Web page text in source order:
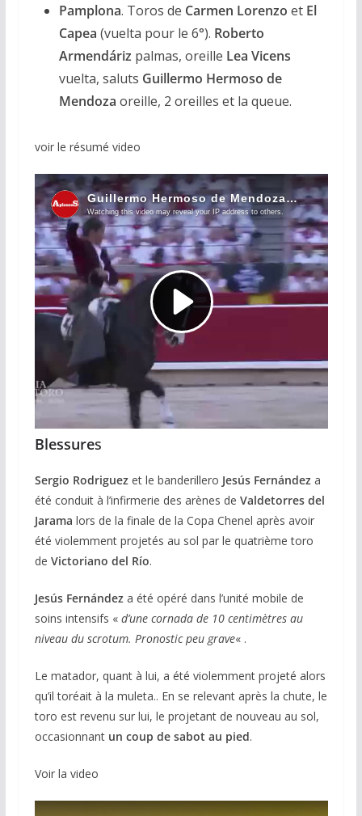
Pamplona. Toros de Carmen Lorenzo etEl
Capea (vuelta pour le 6°). Roberto
Armendáriz palmas, oreille Lea Vicens
vuelta, saluts Guillermo Hermoso de
Mendoza oreille, 2 oreilles et la queue.
voir le résumé video
Blessures
Sergio Rodriguez et le banderillero Jesús Fernández a
été conduit à l’infirmerie des arènes de Valdetorres del
Jarama lors de la finale de la Copa Chenel après avoir
été violemment projetés au sol par le quatrième toro
de Victoriano del Río.
Jesús Fernández a été opéré dans l’unité mobile de
soins intensifs « d’une cornada de 10 centimètres au
niveau du scrotum. Pronostic peu grave« .
Le matador, quant à lui, a été violemment projeté alors
qu’il toréait à la muleta.. En se relevant après la chute, le
toro est revenu sur lui, le projetant de nouveau au sol,
occasionnant un coup de sabot au pied.
Voir la video